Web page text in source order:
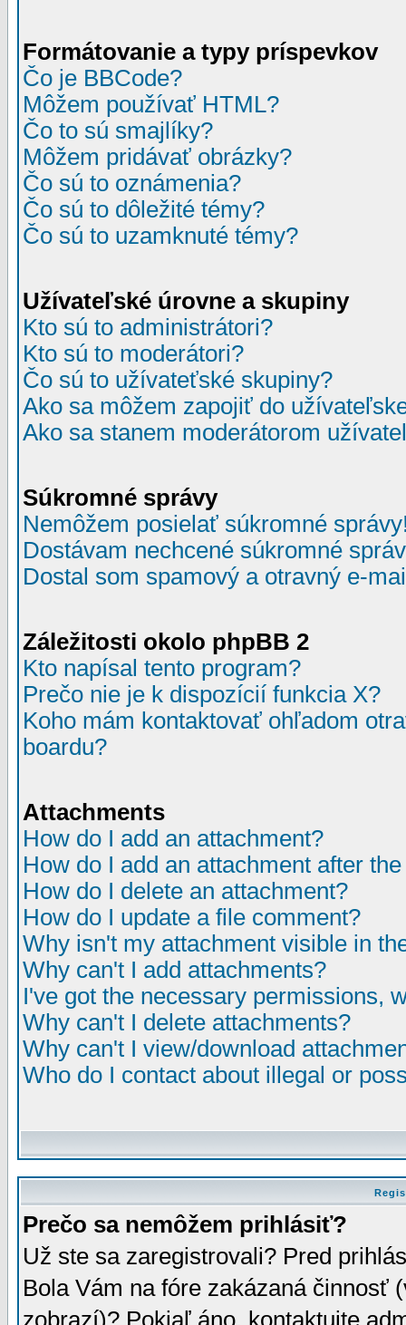
Formátovanie a typy príspevkov
Čo je BBCode?
Môžem používať HTML?
Čo to sú smajlíky?
Môžem pridávať obrázky?
Čo sú to oznámenia?
Čo sú to dôležité témy?
Čo sú to uzamknuté témy?
Užívateľské úrovne a skupiny
Kto sú to administrátori?
Kto sú to moderátori?
Čo sú to užívateťské skupiny?
Ako sa môžem zapojiť do
Ako sa stanem moderátorom
Súkromné správy
Nemôžem posielať súkromné
Dostávam nechcené súkromné
Dostal som spamový a otravný e-
Záležitosti okolo phpBB 2
Kto napísal tento program?
Prečo nie je k dispozícií funkcia X?
Koho mám kontaktovať ohľadom
boardu?
Attachments
How do I add an attachment?
How do I add an attachment after
How do I delete an attachment?
How do I update a file comment?
Why isn't my attachment visible in
Why can't I add attachments?
I've got the necessary permissions,
Why can't I delete attachments?
Why can't I view/download
Who do I contact about illegal or
Prečo sa nemôžem prihlásiť?
Už ste sa zaregistrovali? Pred
Bola Vám na fóre zakázaná činnosť
zobrazí)? Pokiaľ áno, kontaktujte